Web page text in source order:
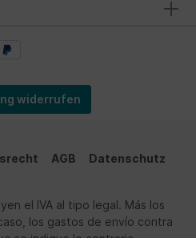
widerrufen
AGB Datenschutz
el IVA al tipo legal. Más los
los gastos de envío contra